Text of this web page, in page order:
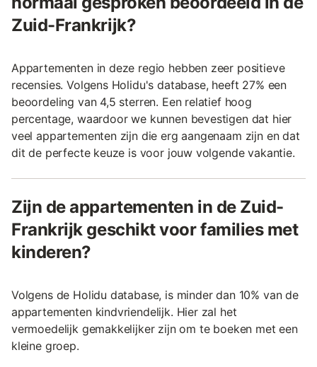
Zuid-Frankrijk?
Appartementen in deze regio hebben zeer positieve
recensies. Volgens Holidu's database, heeft 27% een
beoordeling van 4,5 sterren. Een relatief hoog
percentage, waardoor we kunnen bevestigen dat hier
veel appartementen zijn die erg aangenaam zijn en dat
dit de perfecte keuze is voor jouw volgende vakantie.
Zijn de appartementen in de Zuid-
Frankrijk geschikt voor families met
kinderen?
Volgens de Holidu database, is minder dan 10% van de
appartementen kindvriendelijk. Hier zal het
vermoedelijk gemakkelijker zijn om te boeken met een
kleine groep.